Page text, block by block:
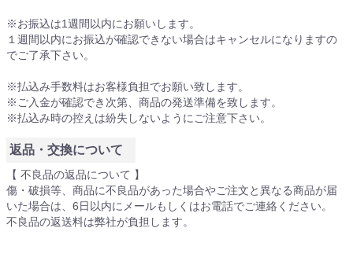
※お振込は1週間以内にお願いします。
１週間以内にお振込が確認できない場合はキャンセルになりますの
でご了承下さい。
※払込み手数料はお客様負担でお願い致します。
※ご入金が確認でき次第、商品の発送準備を致します。
※払込み時の控えは紛失しないようにご注意下さい。
返品・交換について
【 不良品の返品について 】
傷・破損等、商品に不良品があった場合やご注文と異なる商品が届
いた場合は、6日以内にメールもしくはお電話でご連絡ください。
不良品の返送料は弊社が負担します。